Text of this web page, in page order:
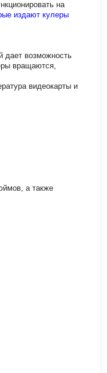
на
издают кулеры
дает возможность
вращаются,
видеокарты и
а также